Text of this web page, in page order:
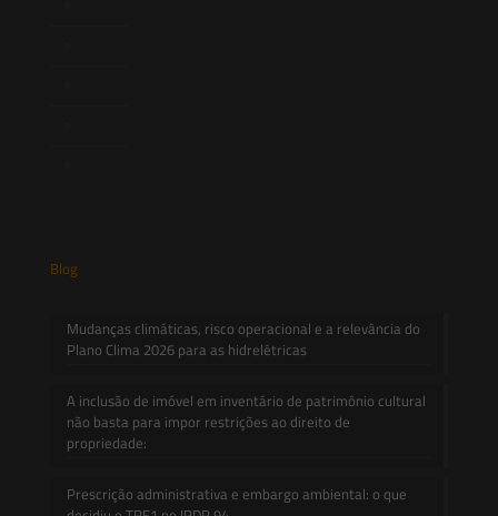
Blog
Mudanças climáticas, risco operacional e a relevância do
Plano Clima 2026 para as hidrelétricas
A inclusão de imóvel em inventário de patrimônio cultural
não basta para impor restrições ao direito de
propriedade:
Prescrição administrativa e embargo ambiental: o que